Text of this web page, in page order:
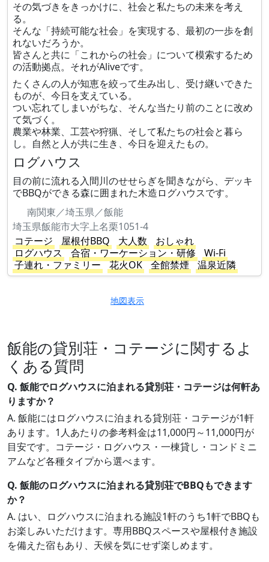
その気づきをきっかけに、社会と私たちの未来を考え
る。
そんな「持続可能な社会」を実現する、最初の一歩を創
れないだろうか。
皆さんと共に「これからの社会」について模索するため
の活動拠点。それがAliveです。
たくさんの人が知恵を絞って生み出し、受け継いできた
ものが、今日を支えている。
つい忘れてしまいがちな、そんな当たり前のことに改め
て気づく。
農業や林業、工芸や狩猟、そして私たちの社会と暮ら
し。自然と人が共に生き、今日を迎えたもの。
ログハウス
目の前に流れる入間川のせせらぎを聞きながら、デッキ
でBBQができる森に囲まれた木造ログハウスです。
南関東／埼玉県／飯能
埼玉県飯能市大字上名栗1051-4
コテージ
屋根付BBQ 大人数
おしゃれ
ログハウス
合宿・ワーケーション・研修
Wi-Fi
子連れ・ファミリー
花火OK 全館禁煙 温泉近隣
地図表示
飯能の貸別荘・コテージに関するよ
くある質問
Q. 飯能でログハウスに泊まれる貸別荘・コテージは何軒あ
りますか？
A. 飯能にはログハウスに泊まれる貸別荘・コテージが1軒
あります。1人あたりの参考料金は11,000円～11,000円が
目安です。コテージ・ログハウス・一棟貸し・コンドミニ
アムなど各種タイプから選べます。
Q. 飯能のログハウスに泊まれる貸別荘でBBQもできます
か？
A. はい、ログハウスに泊まれる施設1軒のうち1軒でBBQも
お楽しみいただけます。専用BBQスペースや屋根付き施設
を備えた宿もあり、天候を気にせず楽しめます。